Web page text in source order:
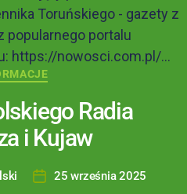
Toruńskiego - gazety z
popularnego portalu
https://nowosci.com.pl/...
Radia
i Kujaw
25 września 2025